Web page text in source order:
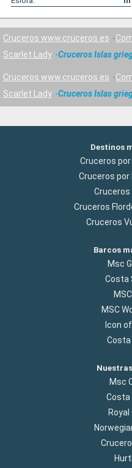
Cruceros www.cruceros.es
Scarlet Lady
Cruceros Islas
Cruceros www.cruceros.es
Scarlet Lady
Cruceros Islas
Destinos
Cruceros
Cruceros por
Cruceros
Cruceros
Cruceros
Barcos
Msc
Costa
MSC
Icon
Msc
Costa